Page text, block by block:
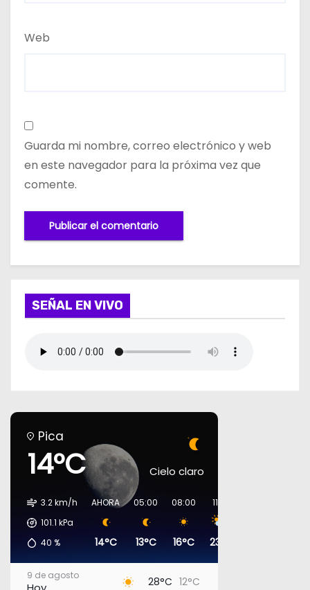
Web
Guarda mi nombre, correo electrónico y web
en este navegador para la próxima vez que
comente.
SEÑAL EN VIVO
Pica
14°C Cielo claro
3.2 km/h
101.1 kPa
40 %
AHORA
14°C
05:00
13°C
08:00
16°C
11:00
23°C
9 de agosto 28°C 12°C